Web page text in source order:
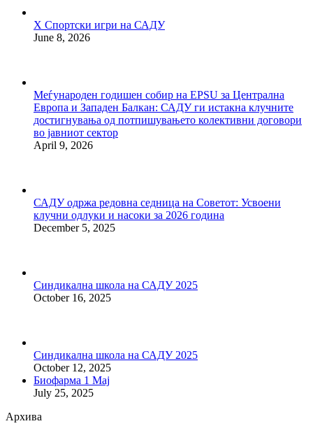
X Спортски игри на САДУ
June 8, 2026
Меѓународен годишен собир на EPSU за Централна
Европа и Западен Балкан: САДУ ги истакна клучните
достигнувања од потпишувањето колективни договори
во јавниот сектор
April 9, 2026
САДУ одржа редовна седница на Советот: Усвоени
клучни одлуки и насоки за 2026 година
December 5, 2025
Синдикална школа на САДУ 2025
October 16, 2025
Синдикална школа на САДУ 2025
October 12, 2025
Биофарма 1 Мај
July 25, 2025
Архива